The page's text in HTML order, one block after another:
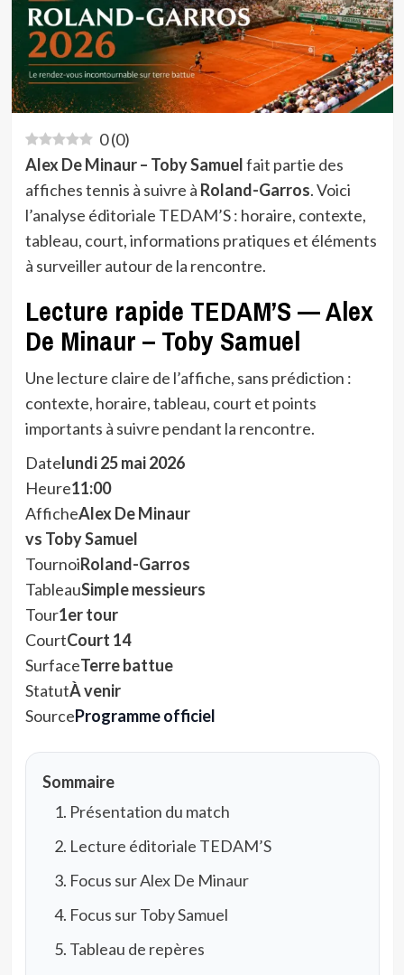
0(0)
Alex De Minaur – Toby Samuelfait partie des
affiches tennis à suivre à Roland-Garros. Voici
l’analyse éditoriale TEDAM’S : horaire, contexte,
tableau, court, informations pratiques et éléments
à surveiller autour de la rencontre.
Lecture rapide TEDAM’S — Alex
De Minaur – Toby Samuel
Une lecture claire de l’affiche, sans prédiction :
contexte, horaire, tableau, court et points
importants à suivre pendant la rencontre.
Datelundi 25 mai 2026
Heure11:00
AfficheAlex De Minaur
vs Toby Samuel
TournoiRoland-Garros
TableauSimple messieurs
Tour1er tour
CourtCourt 14
SurfaceTerre battue
StatutÀ venir
SourceProgramme officiel
Sommaire
Présentation du match
Lecture éditoriale TEDAM’S
Focus sur Alex De Minaur
Focus sur Toby Samuel
Tableau de repères